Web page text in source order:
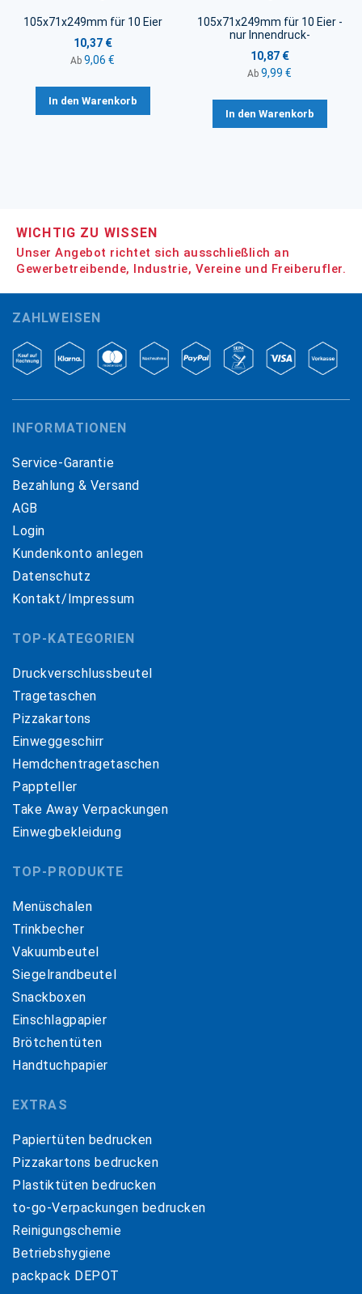
105x71x249mm für 10 Eier
10,37 €
Ab 9,06 €
In den Warenkorb
105x71x249mm für 10 Eier -
nur Innendruck-
10,87 €
Ab 9,99 €
In den Warenkorb
WICHTIG ZU WISSEN
Unser Angebot richtet sich ausschließlich an
Gewerbetreibende, Industrie, Vereine und Freiberufler.
ZAHLWEISEN
INFORMATIONEN
Service-Garantie
Bezahlung & Versand
AGB
Login
Kundenkonto anlegen
Datenschutz
Kontakt/Impressum
TOP-KATEGORIEN
Druckverschlussbeutel
Tragetaschen
Pizzakartons
Einweggeschirr
Hemdchentragetaschen
Pappteller
Take Away Verpackungen
Einwegbekleidung
TOP-PRODUKTE
Menüschalen
Trinkbecher
Vakuumbeutel
Siegelrandbeutel
Snackboxen
Einschlagpapier
Brötchentüten
Handtuchpapier
EXTRAS
Papiertüten bedrucken
Pizzakartons bedrucken
Plastiktüten bedrucken
to-go-Verpackungen bedrucken
Reinigungschemie
Betriebshygiene
packpack DEPOT